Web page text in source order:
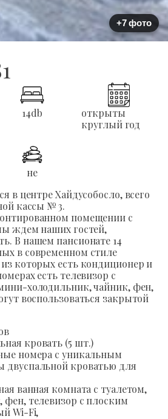
+7 фото
14db
открыты
круглый год
не
в центре Хайдусобосло, всего
кассы № 3.
помещении с
ждем наших гостей,
В нашем пансионате 14
в современном стиле
которых есть кондиционер и
есть телевизор с
холодильник, чайник, фен,
воспользоваться закрытой
кровать (5 шт.)
номера с уникальным
двуспальной кроватью для
ванная комната с туалетом,
телевизор с плоским
Wi-Fi,